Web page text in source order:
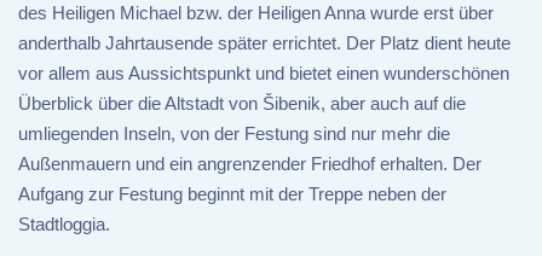
des Heiligen Michael bzw. der Heiligen Anna wurde erst über
anderthalb Jahrtausende später errichtet. Der Platz dient heute
vor allem aus Aussichtspunkt und bietet einen wunderschönen
Überblick über die Altstadt von Šibenik, aber auch auf die
umliegenden Inseln, von der Festung sind nur mehr die
Außenmauern und ein angrenzender Friedhof erhalten. Der
Aufgang zur Festung beginnt mit der Treppe neben der
Stadtloggia.